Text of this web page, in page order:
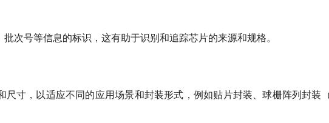
次号等信息的标识，这有助于识别和追踪芯片的来源和规格。
尺寸，以适应不同的应用场景和封装形式，例如贴片封装、球栅阵列封装